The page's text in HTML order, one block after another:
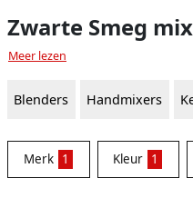
Zwarte Smeg
Meer lezen
Blenders Handmixers
Merk 1 Kleur 1